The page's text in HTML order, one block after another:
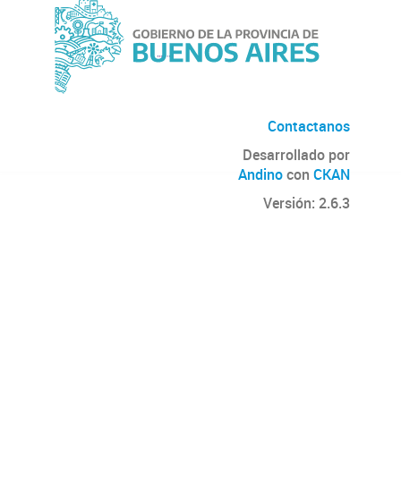
Contactanos
Desarrollado por
Andinocon CKAN
Versión: 2.6.3